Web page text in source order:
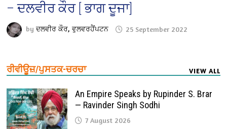
– ਦਲਵੀਰ ਕੌਰ [ ਭਾਗ ਦੂਜਾ]
byਦਲਵੀਰ ਕੌਰ, ਵੁਲਵਰਹੈਂਪਟਨ 25 September 2022
ਰੀਵੀਊਜ਼/ਪੁਸਤਕ-ਚਰਚਾ VIEW ALL
An Empire Speaks by Rupinder S. Brar
— Ravinder Singh Sodhi
7 August 2026